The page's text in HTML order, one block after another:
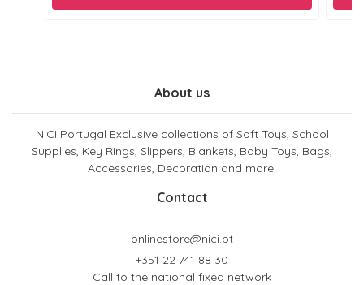
About us
NICI Portugal Exclusive collections of Soft Toys, School
Supplies, Key Rings, Slippers, Blankets, Baby Toys, Bags,
Accessories, Decoration and more!
Contact
onlinestore@nici.pt
+351 22 741 88 30
Call to the national fixed network